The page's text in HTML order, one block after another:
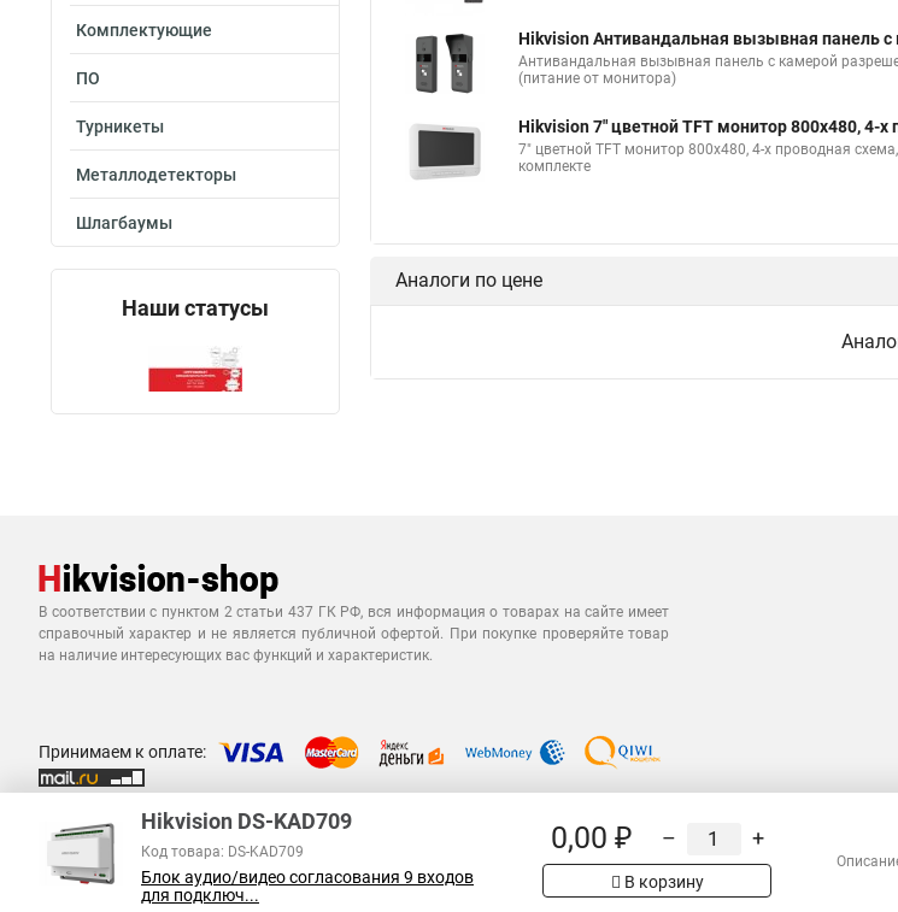
Комплектующие
ПО
Турникеты
Металлодетекторы
Шлагбаумы
Наши статусы
Hikvision Антивандальная вызывная панель
Антивандальная вызывная панель с камерой
(питание от монитора)
Hikvision 7" цветной TFT монитор 800х480, 4-х
7" цветной TFT монитор 800х480, 4-х проводная
комплекте
Аналоги по цене
В соответствии с пунктом 2 статьи 437 ГК РФ, вся информация о товарах на сайте имеет
справочный характер и не является публичной офертой. При покупке проверяйте товар
на наличие интересующих вас функций и характеристик.
Принимаем к оплате:
Hikvision DS-KAD709
Код товара: DS-KAD709
Блок аудио/видео согласования 9 входов
для подключ...
0,00 ₽ – +
В корзину